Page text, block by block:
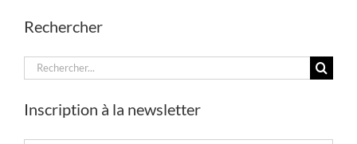
Rechercher
Rechercher:
Inscription à la newsletter